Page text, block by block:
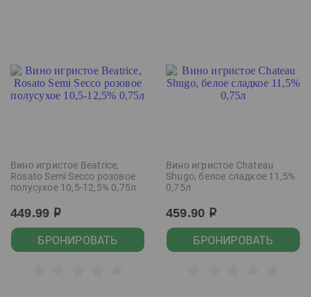
Вино игристое Beatrice,
Rosato Semi Secco розовое
полусухое 10,5-12,5% 0,75л
449.99 р
БРОНИРОВАТЬ
Вино игристое Chateau
Shugo, белое сладкое 11,5%
0,75л
459.90 р
БРОНИРОВАТЬ